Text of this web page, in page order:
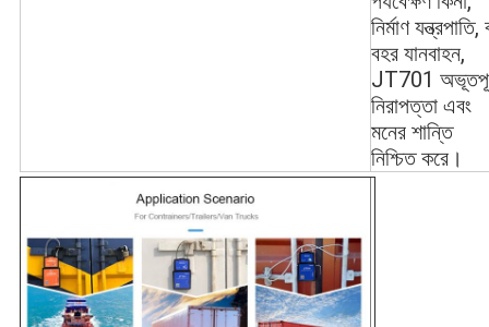
নির্মাণ যন্ত্রপাতি,
বহর যানবাহন,
JT701
নিরাপত্তা এবং
মনের শান্তি
নিশ্চিত করে।